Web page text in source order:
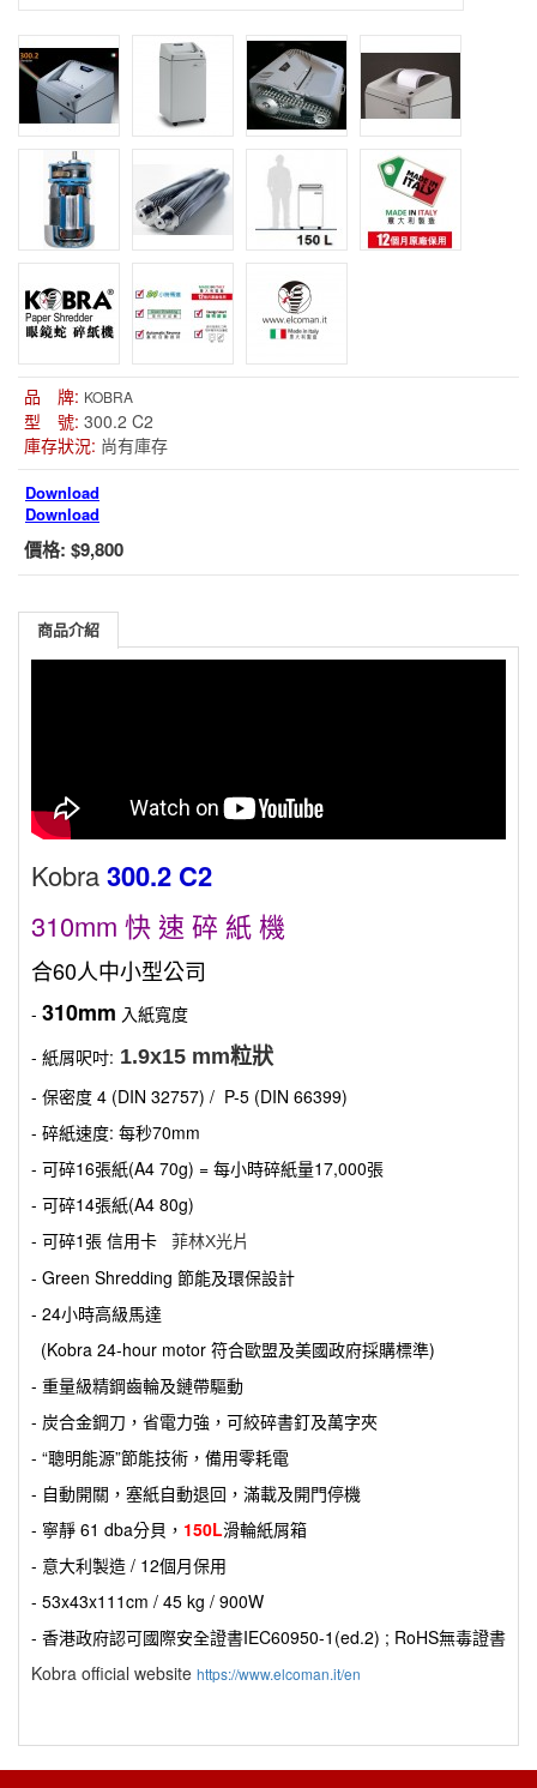
品 牌: KOBRA
型 號: 300.2 C2
庫存狀況: 尚有庫存
Download
Download
價格: $9,800
商品介紹
Kobra300.2 C2
310mm 快 速 碎 紙 機
合60人中小型公司
- 310mm 入紙寬度
- 紙屑呎吋: 1.9x15 mm粒狀
- 保密度 4 (DIN 32757) / P-5 (DIN 66399)
- 碎紙速度: 每秒70mm
- 可碎16張紙(A4 70g) = 每小時碎紙量17,000張
- 可碎14張紙(A4 80g)
- 可碎1張 信用卡
菲林X光片
- Green Shredding 節能及環保設計
- 24小時高級馬達
(Kobra 24-hour motor 符合歐盟及美國政府採購標準)
- 重量級精鋼齒輪及鏈帶驅動
- 炭合金鋼刀，省電力強，可絞碎書釘及萬字夾
- “聰明能源”節能技術，備用零耗電
- 自動開關，塞紙自動退回，滿載及開門停機
- 寧靜 61 dba分貝， 150L滑輪紙屑箱
- 意大利製造 / 12個月保用
- 53x43x111cm / 45 kg / 900W
- 香港政府認可國際安全證書IEC60950-1(ed.2) ; RoHS無毒證書
Kobra official website https://www.elcoman.it/en